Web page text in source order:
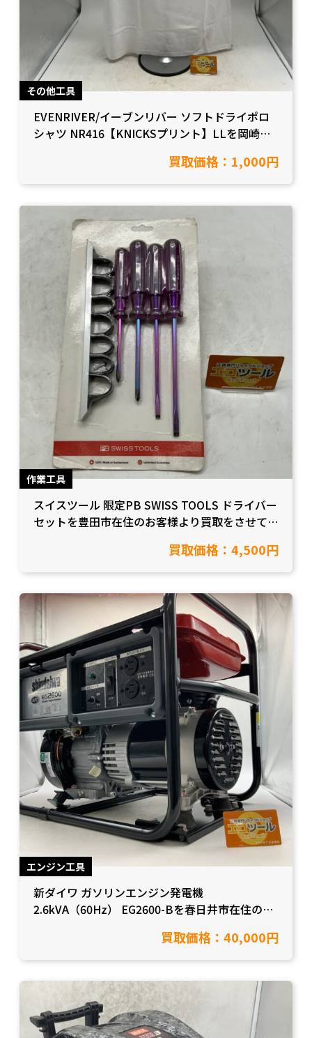
その他工具
EVENRIVER/イーブンリバー ソフトドライポロ
シャツ NR416【KNICKSプリント】LLを岡崎市
買取価格：1,000円
作業工具
スイスツール 限定PB SWISS TOOLS ドライバー
セットを豊田市在住のお客様より買取をさせて頂
買取価格：4,500円
エンジン工具
新ダイワ ガソリンエンジン発電機
2.6kVA（60Hz） EG2600-Bを春日井市在住のお
買取価格：40,000円